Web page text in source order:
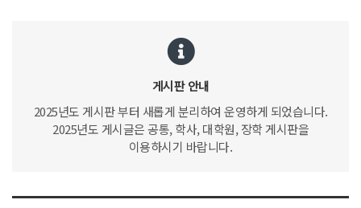
게시판 안내
2025년도 게시판 부터 새롭게 분리하여 운영하게 되었습니다.
2025년도 게시글은 공통, 학사, 대학원, 장학 게시판을
이용하시기 바랍니다.